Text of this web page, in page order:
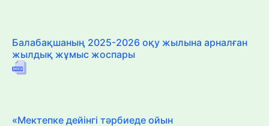
Балабақшаның 2025-2026 оқу жылына арналған
жылдық жұмыс жоспары
«Мектепке дейінгі тәрбиеде ойын